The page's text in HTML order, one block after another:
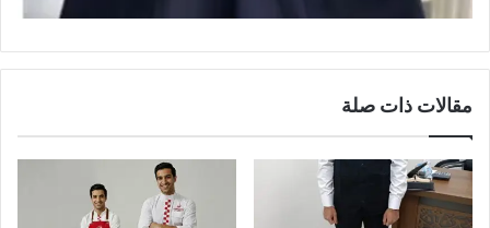
مقالات ذات صلة